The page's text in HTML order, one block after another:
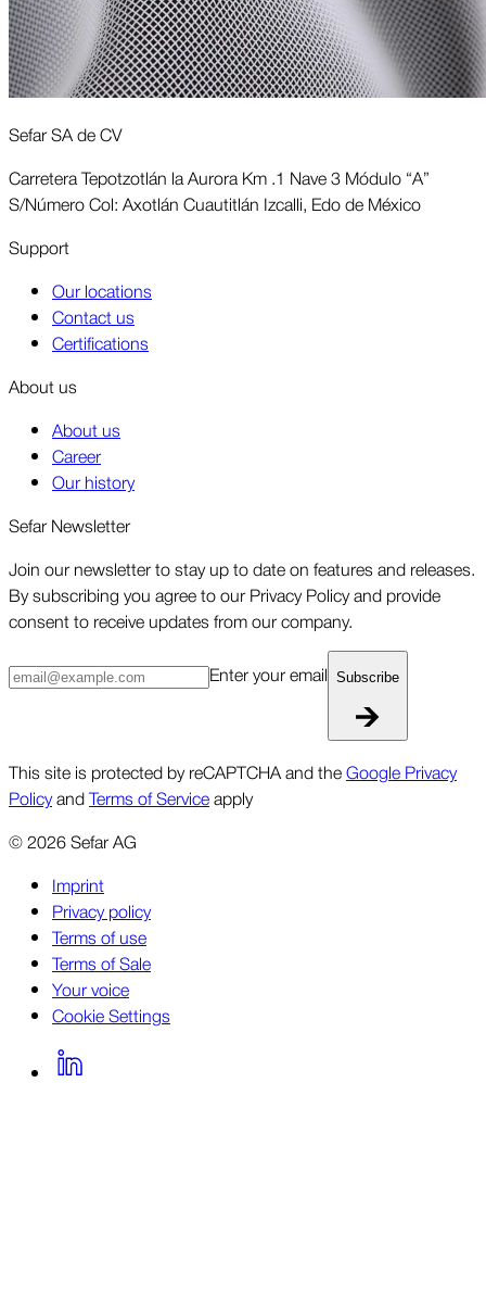
Sefar SA de CV
Carretera Tepotzotlán la Aurora Km .1 Nave 3 Módulo “A”
S/Número Col: Axotlán Cuautitlán Izcalli, Edo de México
Support
Our locations
Contact us
Certifications
About us
About us
Career
Our history
Sefar Newsletter
Join our newsletter to stay up to date on features and releases.
By subscribing you agree to our Privacy Policy and provide
consent to receive updates from our company.
Enter your email Subscribe
This site is protected by reCAPTCHA and theGoogle Privacy
PolicyandTerms of Serviceapply
©2026Sefar AG
Imprint
Privacy policy
Terms of use
Terms of Sale
Your voice
Cookie Settings